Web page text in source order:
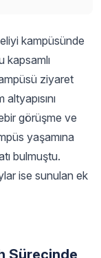
kampüsünde
kapsamlı
ziyaret
görüşme ve
yaşamına
bulmuştu.
ise sunulan ek
Sürecinde